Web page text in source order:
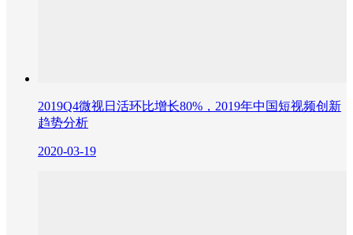
2019Q4微视日活环比增长80%，2019年中国短视频创新
趋势分析
2020-03-19